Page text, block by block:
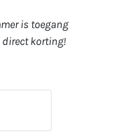
is toegang
direct korting!